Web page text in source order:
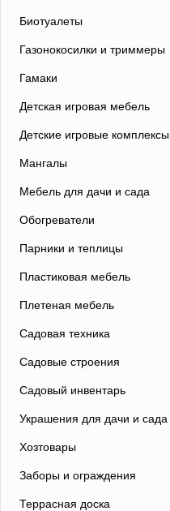
Биотуалеты
Газонокосилки и триммеры
Гамаки
Детская игровая мебель
Детские игровые комплексы
Мангалы
Мебель для дачи и сада
Обогреватели
Парники и теплицы
Пластиковая мебель
Плетеная мебель
Садовая техника
Садовые строения
Садовый инвентарь
Украшения для дачи и сада
Хозтовары
Заборы и ограждения
Террасная доска